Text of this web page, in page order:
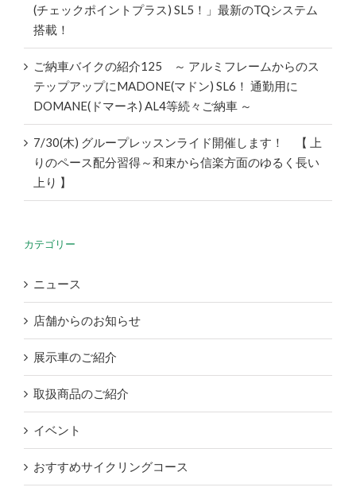
(チェックポイントプラス) SL5！」最新のTQシステム
搭載！
ご納車バイクの紹介125 ～ アルミフレームからのス
テップアップにMADONE(マドン) SL6！ 通勤用に
DOMANE(ドマーネ) AL4等続々ご納車 ～
7/30(木) グループレッスンライド開催します！ 【 上
りのペース配分習得～和束から信楽方面のゆるく長い
上り 】
カテゴリー
ニュース
店舗からのお知らせ
展示車のご紹介
取扱商品のご紹介
イベント
おすすめサイクリングコース